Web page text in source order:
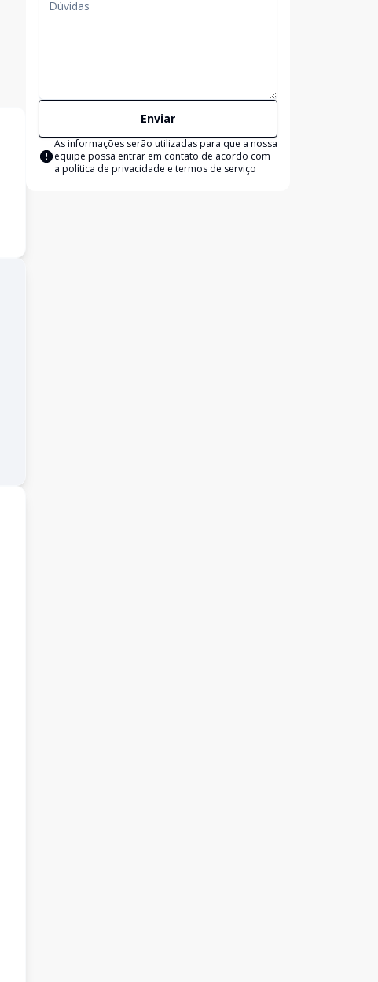
Enviar
As informações serão utilizadas para que a nossa
equipe possa entrar em contato de acordo com
a política de privacidade e termos de serviço